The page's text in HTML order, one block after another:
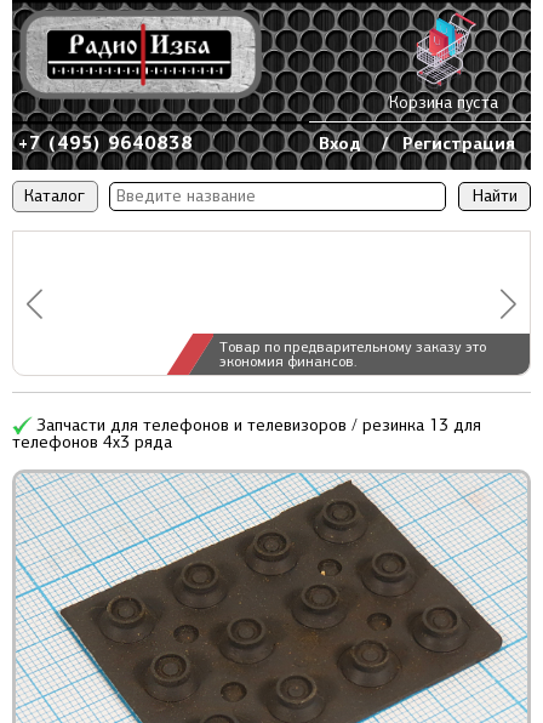
Каталог
Товар по предварительному заказу это
экономия финансов.
+7 (495) 9640838 Вход / Регистрация
Корзина пуста
Запчасти для телефонов и телевизоров / резинка 13 для
телефонов 4x3 ряда